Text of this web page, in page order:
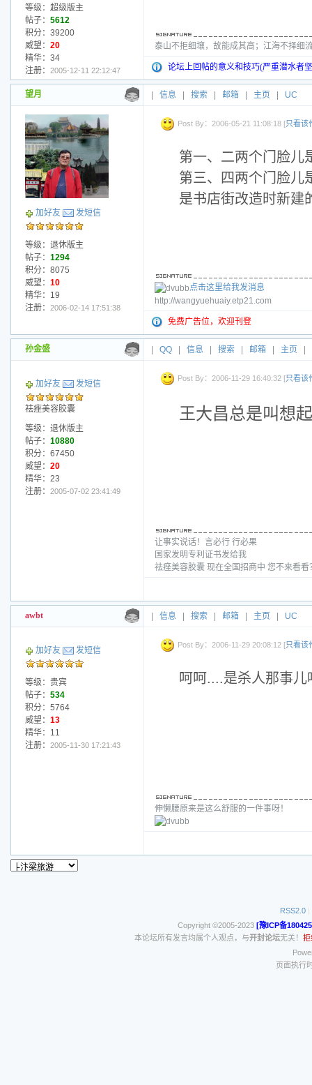
等级：超级版主
帖子： 5612
积分：39200
威望： 20
精华：34
注册： 2005-12-11 22:12:47
泰山不拒细壤，故能成其高；江海不择细
论坛上回帖的意义和技巧(严重潜水者
望月 信息 搜索 邮箱 主页 UC
加好友 发短信
等级：退休版主
帖子： 1294
积分：8075
威望： 10
精华：19
注册： 2006-02-14 17:51:38
Post By：2006-05-21 11:08:18 [只看该
第一、二两个门脸儿
第三、四两个门脸儿
是书店街改造时新建
点击这里给我发消息
http://wangyuehuaiy.etp21.com
免费广告位，欢迎刊登
孙金盛 QQ 信息 搜索 邮箱 主页
加好友 发短信
祛痤美容胶囊
等级：退休版主
帖子： 10880
积分：67450
威望： 20
精华：23
注册： 2005-07-02 23:41:49
Post By：2006-11-29 16:40:32 [只看该
王大昌总是叫想
让事实说话！言必行 行必果
国家发明专利证书发给我
祛痤美容胶囊 现在全国招商中 您不来看
awbt 信息 搜索 邮箱 主页 UC
加好友 发短信
等级：贵宾
帖子： 534
积分：5764
威望： 13
精华：11
注册： 2005-11-30 17:21:43
Post By：2006-11-29 20:08:12 [只看该
呵呵....是杀人那事
伸懒腰原来是这么舒服的一件事呀！
RSS2.0 |
Copyright ©2005-2023 [豫ICP备
本论坛所有发言均属个人观点，与开封论坛无关！ 拒
页面执行